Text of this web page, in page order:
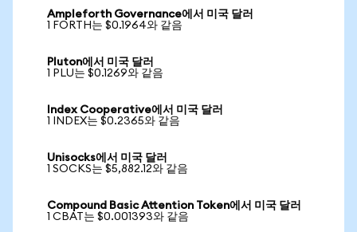
Ampleforth Governance에서 미국 달러
1 FORTH는 $0.1964와 같음
Pluton에서 미국 달러
1 PLU는 $0.1269와 같음
Index Cooperative에서 미국 달러
1 INDEX는 $0.2365와 같음
Unisocks에서 미국 달러
1 SOCKS는 $5,882.12와 같음
Compound Basic Attention Token에서 미국 달러
1 CBAT는 $0.001393와 같음